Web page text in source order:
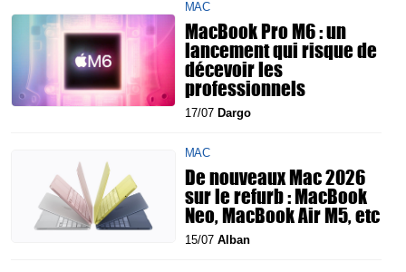
MAC
MacBook Pro M6 : un
lancement qui risque de
décevoir les
professionnels
17/07 Dargo
MAC
De nouveaux Mac 2026
sur le refurb : MacBook
Neo, MacBook Air M5, etc
15/07 Alban